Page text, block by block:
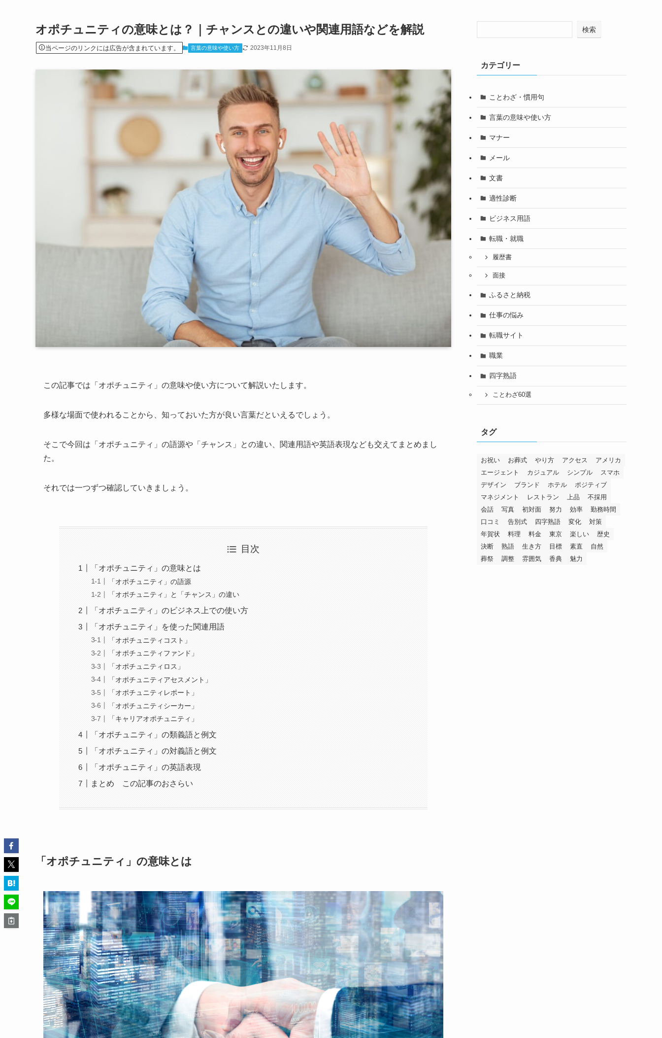
オポチュニティの意味とは？｜チャンスとの違いや関連用語などを解説
当ページのリンクには広告が含まれています。 言葉の意味や使い方 2023年11月8日
この記事では「オポチュニティ」の意味や使い方について解説いたします。
多様な場面で使われることから、知っておいた方が良い言葉だといえるでしょう。
そこで今回は「オポチュニティ」の語源や「チャンス」との違い、関連用語や英語表現なども交えてまとめまし
た。
それでは一つずつ確認していきましょう。
目次
「オポチュニティ」の意味とは
「オポチュニティ」の語源
「オポチュニティ」と「チャンス」の違い
「オポチュニティ」のビジネス上での使い方
「オポチュニティ」を使った関連用語
「オポチュニティコスト」
「オポチュニティファンド」
「オポチュニティロス」
「オポチュニティアセスメント」
「オポチュニティレポート」
「オポチュニティシーカー」
「キャリアオポチュニティ」
「オポチュニティ」の類義語と例文
「オポチュニティ」の対義語と例文
「オポチュニティ」の英語表現
まとめ この記事のおさらい
「オポチュニティ」の意味とは
検索
カテゴリー
ことわざ・慣用句
言葉の意味や使い方
マナー
メール
文書
適性診断
ビジネス用語
転職・就職
履歴書
面接
ふるさと納税
仕事の悩み
転職サイト
職業
四字熟語
ことわざ60選
タグ
お祝い お葬式 やり方 アクセス
アメリカ
エージェント
カジュアル シンプル
スマホ
デザイン
ブランド ホテル
ポジティブ
マネジメント
レストラン 上品
不採用
会話
写真 初対面 努力 効率
勤務時間
口コミ
告別式 四字熟語 変化
対策
年賀状
料理 料金 東京 楽しい
歴史
決断
熟語 生き方 目標 素直
自然
葬祭
調整 雰囲気 香典 魅力